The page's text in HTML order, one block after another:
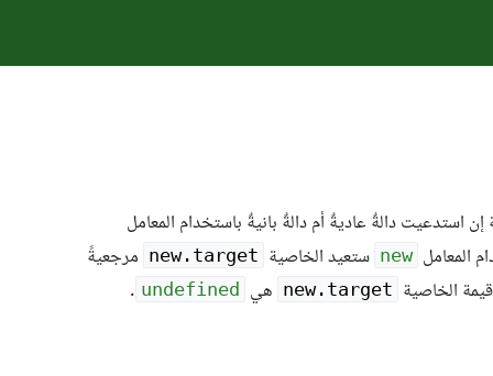
استدعيت دالةٌ عاديةٌ أم دالةٌ بانيةٌ باستخدام المعامل
المعامل new ستعيد الخاصية new.target مرجعيةً
قيمة الخاصية new.target هي undefined
.